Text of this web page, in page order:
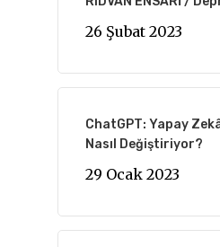
26 Şubat 2023
ChatGPT: Yapay Zekâ
Nasıl Değiştiriyor?
29 Ocak 2023